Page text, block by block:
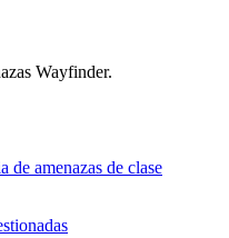
Wayfinder.
de amenazas de clase